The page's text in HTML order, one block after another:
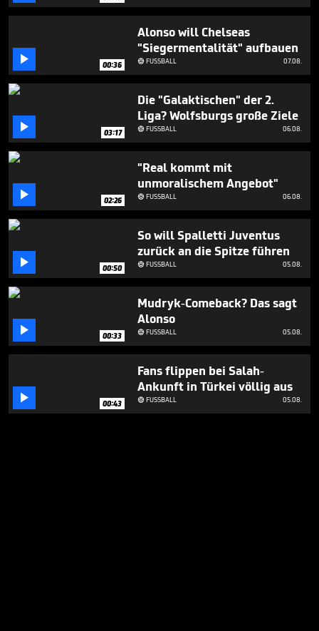
 00:36
Alonso will Chelseas
"Siegermentalität" aufbauen
FUSSBALL 07.08.
 03:17
Die "Galaktischen" der 2.
Liga? Wolfsburgs große Ziele
FUSSBALL 06.08.
 02:26
"Real kommt mit
unmoralischem Angebot"
FUSSBALL 06.08.
 00:50
So will Spalletti Juventus
zurück an die Spitze führen
FUSSBALL 05.08.
 00:33
Mudryk-Comeback? Das sagt
Alonso
FUSSBALL 05.08.
 00:43
Fans flippen bei Salah-
Ankunft in Türkei völlig aus
FUSSBALL 05.08.